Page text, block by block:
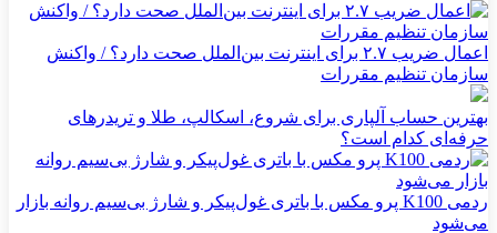
اعمال ضریب ۲.۷ برای اینترنت بین‌الملل صحت دارد؟ / واکنش
سازمان تنظیم مقررات
بهترین حساب آلپاری برای شروع، اسکالپ، طلا و تریدرهای
حرفه‌ای کدام است؟
ردمی K100 پرو مکس با باتری غول‌پیکر و شارژ بی‌سیم روانه بازار
می‌شود